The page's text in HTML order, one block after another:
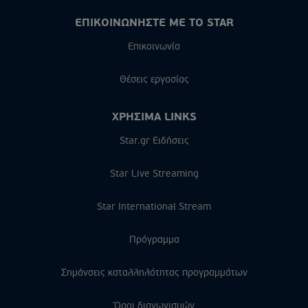
ΕΠΙΚΟΙΝΩΝΗΣΤΕ ΜΕ ΤΟ STAR
Επικοινωνία
Θέσεις εργασίας
ΧΡΗΣΙΜΑ LINKS
Star.gr Ειδήσεις
Star Live Streaming
Star International Stream
Πρόγραμμα
Σημάνσεις καταλληλότητας προγραμμάτων
Όροι διαγωνισμών